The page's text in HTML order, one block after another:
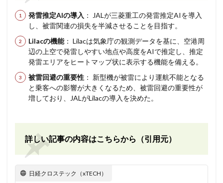
発雷推定AIの導入 ： JALが三菱重工の発雷推定AIを導入
し、被雷関連の損失を半減させることを目指す。
Lilacの機能： Lilacは気象庁の観測データを基に、空港周
辺の上空で発雷しやすい地点や高度をAIで推定し、推定
発雷エリアをヒートマップ状に表示する機能を備える。
被雷回避の重要性 ： 新型機が被雷により運航不能となる
と乗客への影響が大きくなるため、被雷回避の重要性が
増しており、JALがLilacの導入を決めた。
詳しい記事の内容はこちらから（引用元）
日経クロステック（xTECH）